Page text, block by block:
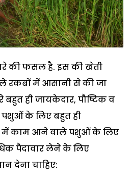
की फसल है. इस की खेती
रकबों में आसानी से की जा
बहुत ही जायकेदार, पौष्टिक व
पशुओं के लिए बहुत ही
में काम आने वाले पशुओं के लिए
पैदावार लेने के लिए
देना चाहिए: